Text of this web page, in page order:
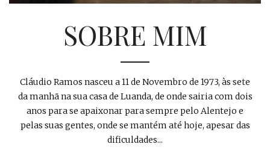
SOBRE MIM
Cláudio Ramos nasceu a 11 de Novembro de 1973, às sete
da manhã na sua casa de Luanda, de onde sairia com dois
anos para se apaixonar para sempre pelo Alentejo e
pelas suas gentes, onde se mantém até hoje, apesar das
dificuldades...